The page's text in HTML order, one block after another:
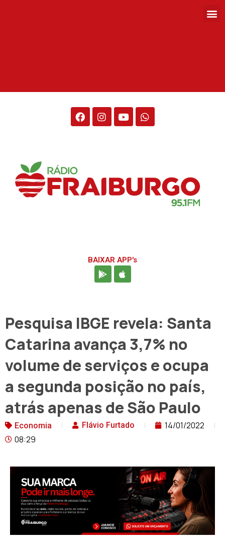
BAIXAR APP's
Pesquisa IBGE revela: Santa
Catarina avança 3,7% no
volume de serviços e ocupa
a segunda posição no país,
atrás apenas de São Paulo
Economia Flávio Furtado
14/01/2022
08:29